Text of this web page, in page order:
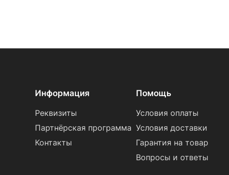
Информация
Реквизиты
Партнёрская программа
Контакты
Помощь
Условия оплаты
Условия доставки
Гарантия на товар
Вопросы и ответы